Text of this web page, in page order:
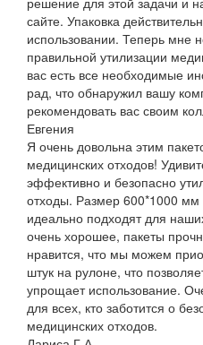
сайте. Упаковка
использовании. Теперь мне
правильной утилизации
вас есть все необходимые
рад, что обнаружил вашу
рекомендовать вас своим
Евгения
Я очень довольна этим
медицинских отходов!
эффективно и безопасно
отходы. Размер 600*1000 мм
идеально подходят для
очень хорошее, пакеты
нравится, что мы можем
штук на рулоне, что
упрощает использование.
для всех, кто заботится о
медицинских отходов.